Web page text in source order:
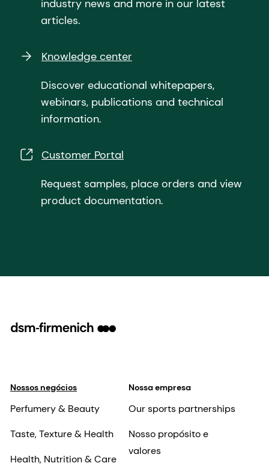
industry news and more in our latest
articles.
Knowledge center
Discover educational whitepapers,
webinars, publications and technical
information.
Customer Portal
Request samples, place orders and view
product documentation.
Nossos negócios
Perfumery & Beauty
Taste, Texture & Health
Health, Nutrition & Care
Nossa empresa
Our sports partnerships
Nosso propósito e
valores